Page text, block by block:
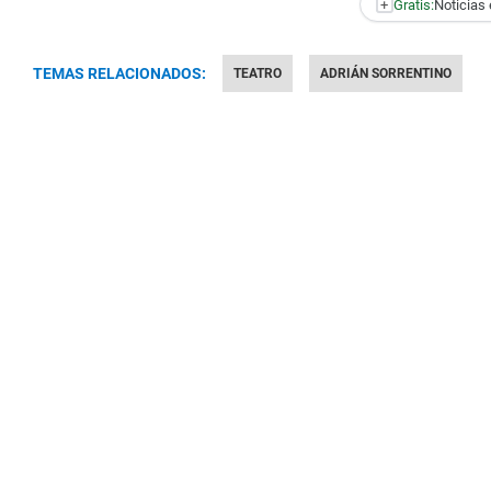
+ Gratis:Noticias
TEMAS RELACIONADOS: TEATRO ADRIÁN SORRENTINO